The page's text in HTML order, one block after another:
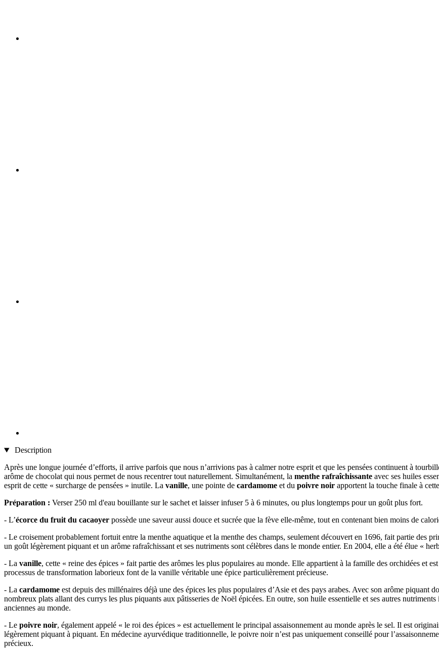
Description
Après une longue journée d’efforts, il arrive parfois que nous n’arrivions pas à calmer notre esprit et que les pensées continuent à
arôme de chocolat qui nous permet de nous recentrer tout naturellement. Simultanément, la menthe rafraîchissante avec ses huiles
esprit de cette « surcharge de pensées » inutile. La vanille, une pointe de cardamome et du poivre noir apportent la touche finale à
Préparation : Verser 250 ml d'eau bouillante sur le sachet et laisser infuser 5 à 6 minutes, ou plus longtemps pour un goût plus fort.
- L’écorce du fruit du cacaoyer possède une saveur aussi douce et sucrée que la fève elle-même, tout en contenant bien moins de
- Le croisement probablement fortuit entre la menthe aquatique et la menthe des champs, seulement découvert en 1696, fait partie des
un goût légèrement piquant et un arôme rafraîchissant et ses nutriments sont célèbres dans le monde entier. En 2004, elle a été élue «
- La vanille, cette « reine des épices » fait partie des arômes les plus populaires au monde. Elle appartient à la famille des orchidées et
processus de transformation laborieux font de la vanille véritable une épice particulièrement précieuse.
- La cardamome est depuis des millénaires déjà une des épices les plus populaires d’Asie et des pays arabes. Avec son arôme
nombreux plats allant des currys les plus piquants aux pâtisseries de Noël épicées. En outre, son huile essentielle et ses autres
anciennes au monde.
- Le poivre noir, également appelé « le roi des épices » est actuellement le principal assaisonnement au monde après le sel. Il est
légèrement piquant à piquant. En médecine ayurvédique traditionnelle, le poivre noir n’est pas uniquement conseillé pour
précieux.